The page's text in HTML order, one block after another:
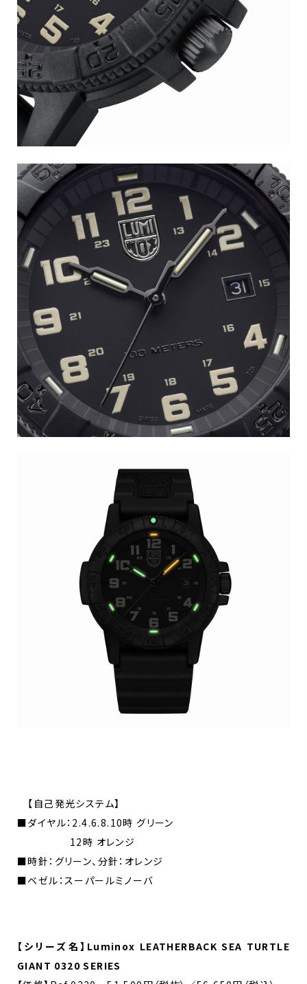
【自己発光システム】
■ダイヤル：2.4.6.8.10時 グリーン
12時 オレンジ
■時針：グリーン、分針：オレンジ
■ベゼル：スーパールミノーバ
【シリーズ名】Luminox LEATHERBACK SEA TURTLE
GIANT 0320 SERIES